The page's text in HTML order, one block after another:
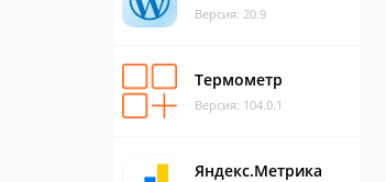
Версия: 20.9
Термометр
Версия: 104.0.1
Яндекс.Метрика